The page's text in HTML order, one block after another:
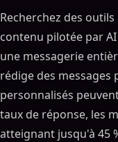
Recherchez des
contenu pilotée par
une messagerie
rédige des messages
personnalisés
taux de réponse, les
atteignant jusqu'à 45